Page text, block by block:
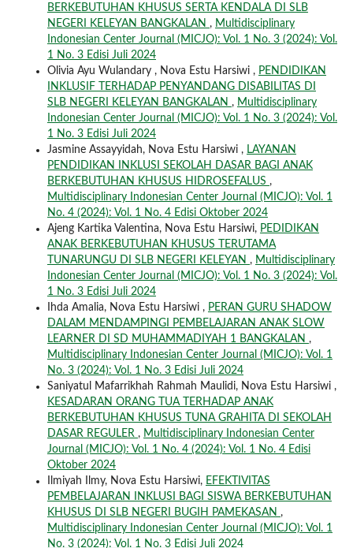
BERKEBUTUHAN KHUSUS SERTA KENDALA DI SLB
NEGERI KELEYAN BANGKALAN , Multidisciplinary
Indonesian Center Journal (MICJO): Vol. 1 No. 3 (2024): Vol.
1 No. 3 Edisi Juli 2024
Olivia Ayu Wulandary , Nova Estu Harsiwi , PENDIDIKAN
INKLUSIF TERHADAP PENYANDANG DISABILITAS DI
SLB NEGERI KELEYAN BANGKALAN , Multidisciplinary
Indonesian Center Journal (MICJO): Vol. 1 No. 3 (2024): Vol.
1 No. 3 Edisi Juli 2024
Jasmine Assayyidah, Nova Estu Harsiwi , LAYANAN
PENDIDIKAN INKLUSI SEKOLAH DASAR BAGI ANAK
BERKEBUTUHAN KHUSUS HIDROSEFALUS ,
Multidisciplinary Indonesian Center Journal (MICJO): Vol. 1
No. 4 (2024): Vol. 1 No. 4 Edisi Oktober 2024
Ajeng Kartika Valentina, Nova Estu Harsiwi, PEDIDIKAN
ANAK BERKEBUTUHAN KHUSUS TERUTAMA
TUNARUNGU DI SLB NEGERI KELEYAN , Multidisciplinary
Indonesian Center Journal (MICJO): Vol. 1 No. 3 (2024): Vol.
1 No. 3 Edisi Juli 2024
Ihda Amalia, Nova Estu Harsiwi , PERAN GURU SHADOW
DALAM MENDAMPINGI PEMBELAJARAN ANAK SLOW
LEARNER DI SD MUHAMMADIYAH 1 BANGKALAN ,
Multidisciplinary Indonesian Center Journal (MICJO): Vol. 1
No. 3 (2024): Vol. 1 No. 3 Edisi Juli 2024
Saniyatul Mafarrikhah Rahmah Maulidi, Nova Estu Harsiwi ,
KESADARAN ORANG TUA TERHADAP ANAK
BERKEBUTUHAN KHUSUS TUNA GRAHITA DI SEKOLAH
DASAR REGULER , Multidisciplinary Indonesian Center
Journal (MICJO): Vol. 1 No. 4 (2024): Vol. 1 No. 4 Edisi
Oktober 2024
Ilmiyah Ilmy, Nova Estu Harsiwi, EFEKTIVITAS
PEMBELAJARAN INKLUSI BAGI SISWA BERKEBUTUHAN
KHUSUS DI SLB NEGERI BUGIH PAMEKASAN ,
Multidisciplinary Indonesian Center Journal (MICJO): Vol. 1
No. 3 (2024): Vol. 1 No. 3 Edisi Juli 2024